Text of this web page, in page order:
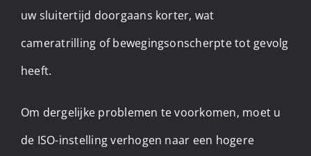
uw sluitertijd doorgaans korter, wat
cameratrilling of bewegingsonscherpte tot gevolg
heeft.
Om dergelijke problemen te voorkomen, moet u
de ISO-instelling verhogen naar een hogere